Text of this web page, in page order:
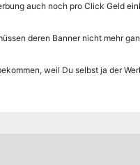
auch noch pro Click Geld
deren Banner nicht mehr
weil Du selbst ja der